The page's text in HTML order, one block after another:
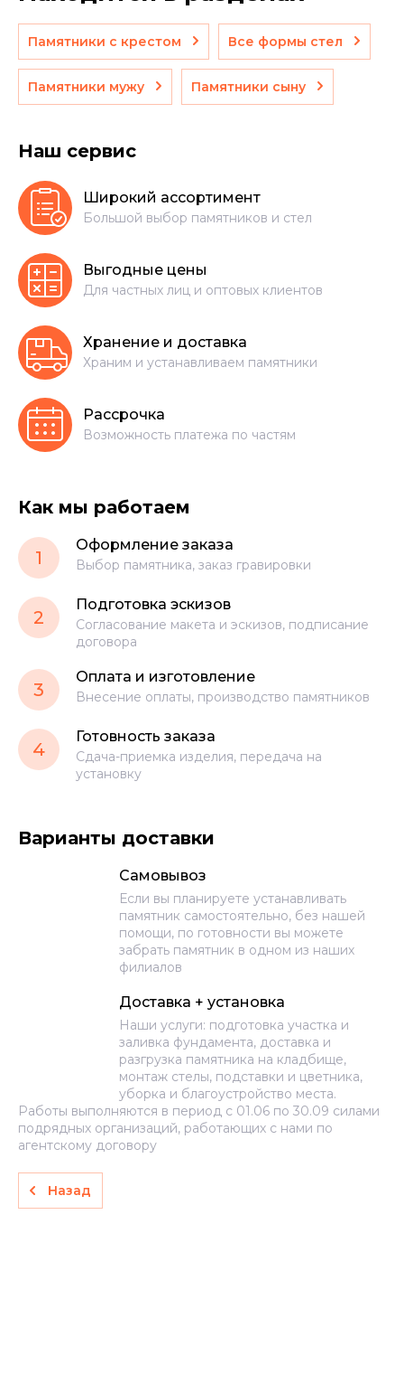
Памятники с крестом Все формы стел
Памятники мужу Памятники сыну
Наш сервис
Широкий ассортимент
Большой выбор памятников и стел
Выгодные цены
Для частных лиц и оптовых клиентов
Хранение и доставка
Храним и устанавливаем памятники
Рассрочка
Возможность платежа по частям
Как мы работаем
1
Оформление заказа
Выбор памятника, заказ гравировки
2
Подготовка эскизов
Согласование макета и эскизов, подписание
договора
3
Оплата и изготовление
Внесение оплаты, производство памятников
4
Готовность заказа
Сдача-приемка изделия, передача на
установку
Варианты доставки
Самовывоз
Если вы планируете устанавливать
памятник самостоятельно, без нашей
помощи, по готовности вы можете
забрать памятник в одном из наших
филиалов
Доставка + установка
Наши услуги: подготовка участка и
заливка фундамента, доставка и
разгрузка памятника на кладбище,
монтаж стелы, подставки и цветника,
уборка и благоустройство места.
Работы выполняются в период с 01.06 по 30.09 силами
подрядных организаций, работающих с нами по
агентскому договору
Назад